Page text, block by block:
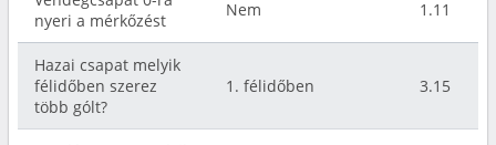
nyeri a mérkőzést
Nem 1.11
Hazai csapat melyik
félidőben szerez
több gólt?
1. félidőben 3.15